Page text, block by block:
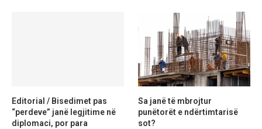
Editorial / Bisedimet pas
“perdeve” janë legjitime në
diplomaci, por para
Sa janë të mbrojtur
punëtorët e ndërtimtarisë
sot?